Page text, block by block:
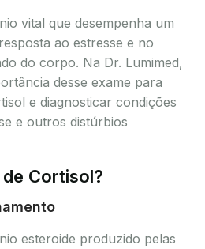
vital que desempenha um
ao estresse e no
do corpo. Na Dr. Lumimed,
desse exame para
e diagnosticar condições
e outros distúrbios
Cortisol?
esteroide produzido pelas